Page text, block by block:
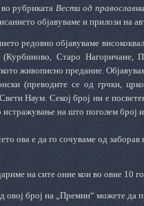
рубриката Вести од
објавуваме и прилози на
редовно објавуваме
(Курбиново, Старо Нагоричане,
живописно предание.
(преводите се од грчки,
Свети Наум. Секој број ни е
на што поголем број
ова е да го сочуваме од
на сите оние кои во овие 10
овој број на „Премин“ можете да